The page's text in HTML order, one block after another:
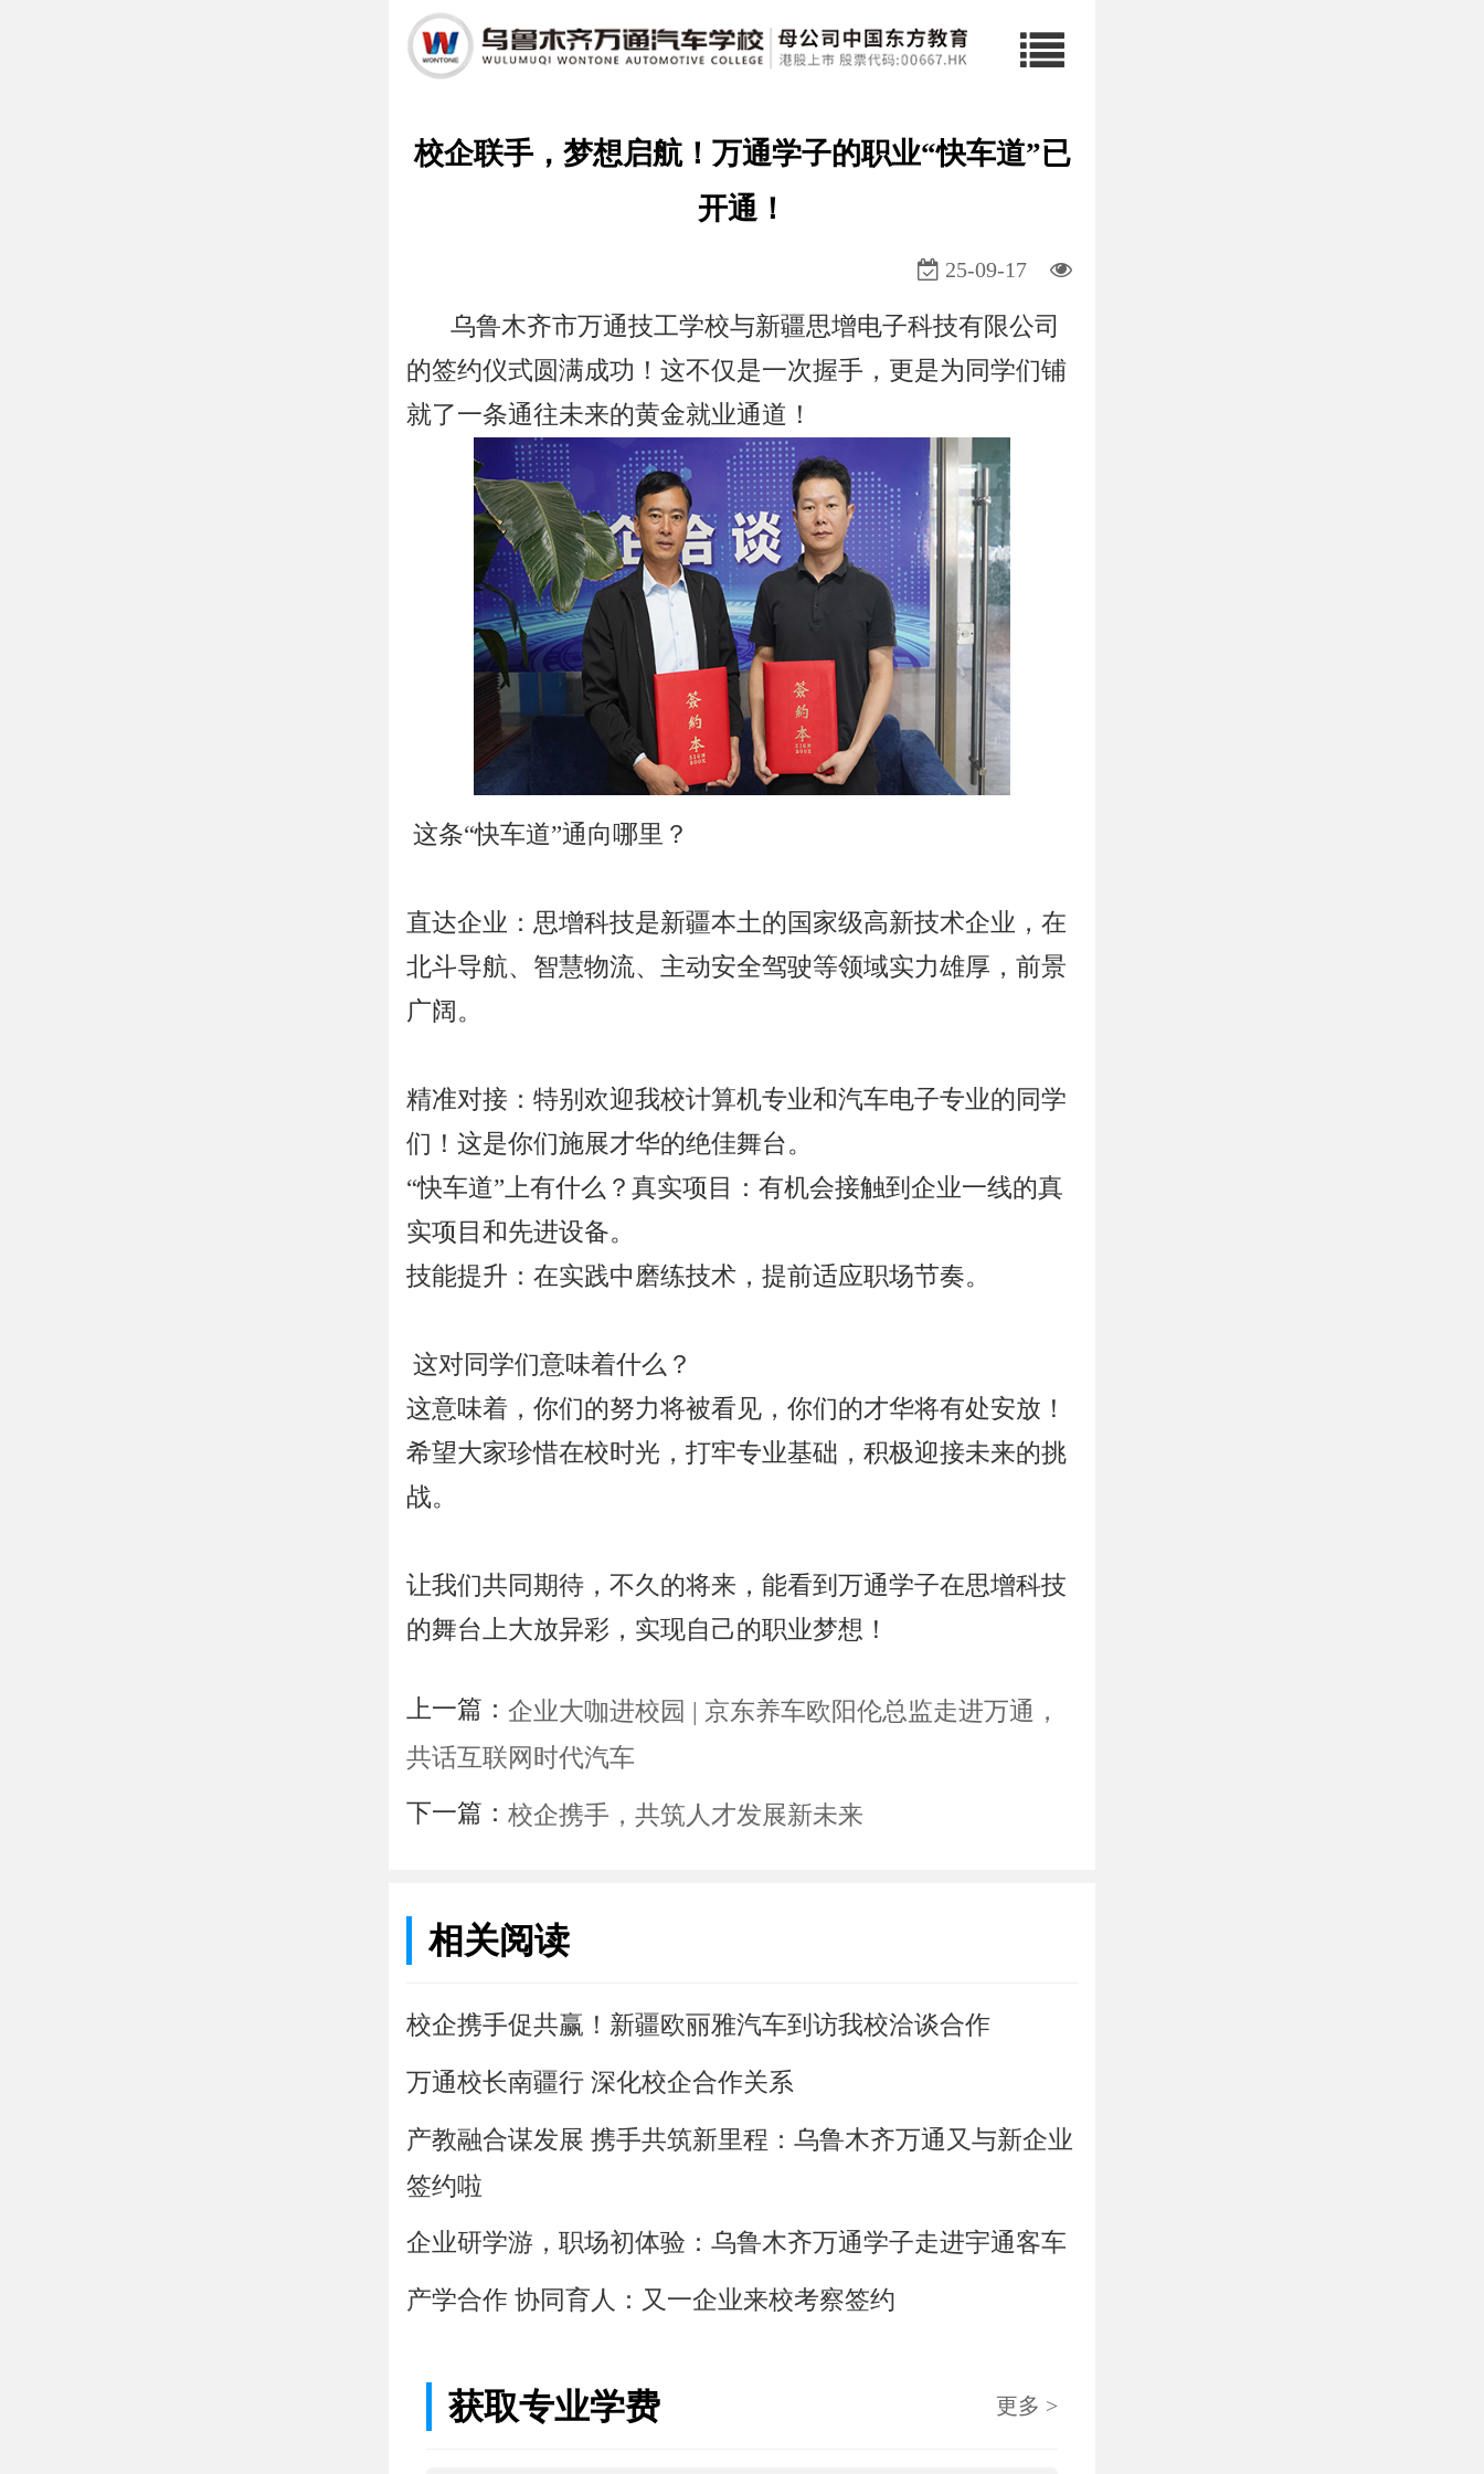
创就业篇
服务热线：0991-3115 777
校企联手，梦想启航！万通学子的职业“快车道”已
开通！
25-09-17
乌鲁木齐市万通技工学校与新疆思增电子科技有限公司
的签约仪式圆满成功！这不仅是一次握手，更是为同学们铺
就了一条通往未来的黄金就业通道！
这条“快车道”通向哪里？
直达企业：思增科技是新疆本土的国家级高新技术企业，在
北斗导航、智慧物流、主动安全驾驶等领域实力雄厚，前景
广阔。
精准对接：特别欢迎我校计算机专业和汽车电子专业的同学
们！这是你们施展才华的绝佳舞台。
“快车道”上有什么？真实项目：有机会接触到企业一线的真
实项目和先进设备。
技能提升：在实践中磨练技术，提前适应职场节奏。
这对同学们意味着什么？
这意味着，你们的努力将被看见，你们的才华将有处安放！
希望大家珍惜在校时光，打牢专业基础，积极迎接未来的挑
战。
让我们共同期待，不久的将来，能看到万通学子在思增科技
的舞台上大放异彩，实现自己的职业梦想！
上一篇： 企业大咖进校园 | 京东养车欧阳伦总监走进万通，
共话互联网时代汽车
下一篇： 校企携手，共筑人才发展新未来
相关阅读
校企携手促共赢！新疆欧丽雅汽车到访我校洽谈合作
万通校长南疆行 深化校企合作关系
产教融合谋发展 携手共筑新里程：乌鲁木齐万通又与新企业
签约啦
企业研学游，职场初体验：乌鲁木齐万通学子走进宇通客车
产学合作 协同育人：又一企业来校考察签约
获取专业学费 更多 >